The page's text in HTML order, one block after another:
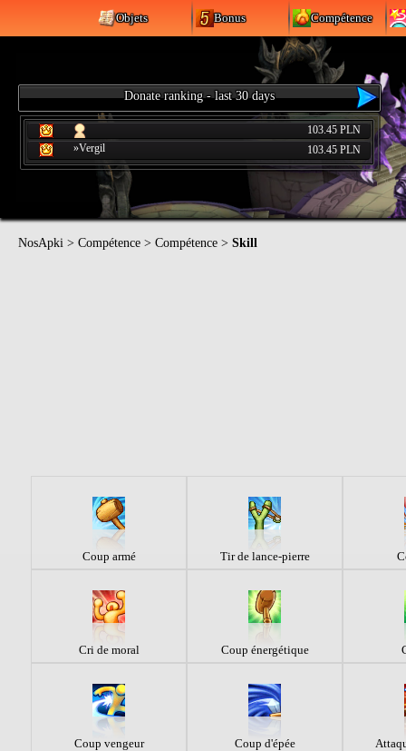
Objets Bonus Compétence
Donate ranking - last 30 days
103.45 PLN
»Vergil
103.45 PLN
NosApki > Compétence > Compétence > Skill
Coup armé Tir de lance-pierre
Cri de moral Coup énergétique
Coup vengeur Coup d'épée